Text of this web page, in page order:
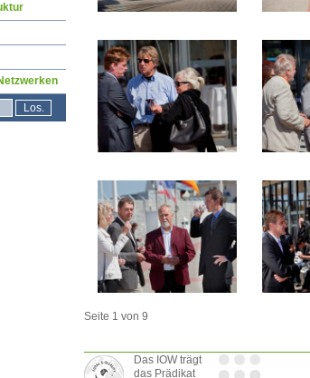
Seite 1 von 9
Das IOW trägt
das Prädikat